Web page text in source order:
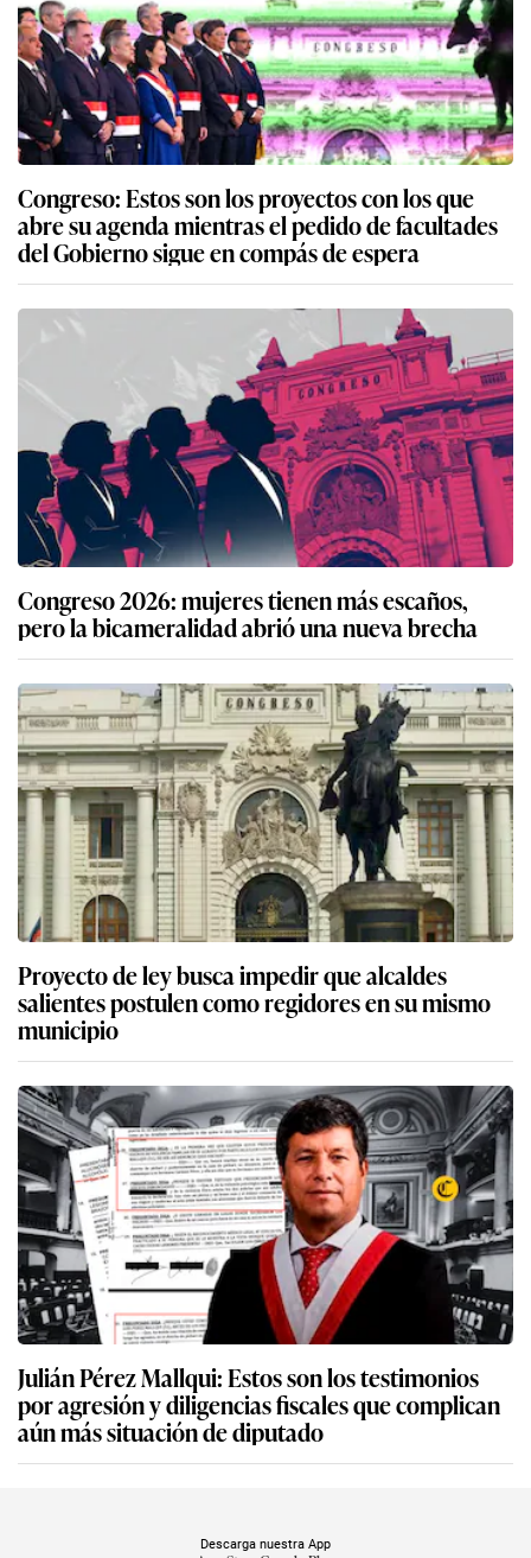
Congreso: Estos son los proyectos con los que
abre su agenda mientras el pedido de facultades
del Gobierno sigue en compás de espera
Congreso 2026: mujeres tienen más escaños,
pero la bicameralidad abrió una nueva brecha
Proyecto de ley busca impedir que alcaldes
salientes postulen como regidores en su mismo
municipio
Julián Pérez Mallqui: Estos son los testimonios
por agresión y diligencias fiscales que complican
aún más situación de diputado
Descarga nuestra App